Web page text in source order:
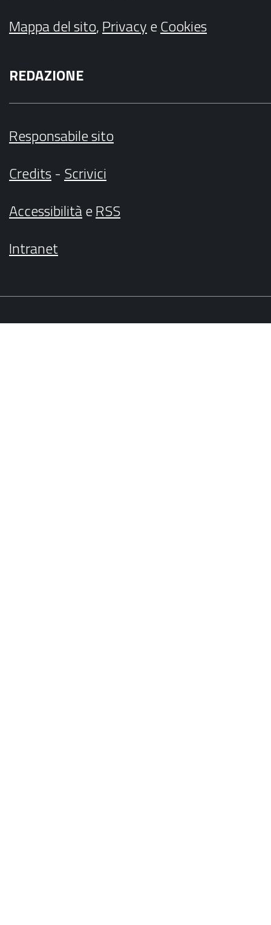
Mappa del sito,PrivacyeCookies
REDAZIONE
Responsabile sito
Credits- Scrivici
AccessibilitàeRSS
Intranet